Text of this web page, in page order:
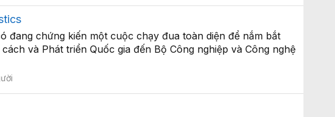
đang chứng kiến một cuộc chạy đua toàn diện để nắm bắt
và Phát triển Quốc gia đến Bộ Công nghiệp và Công nghệ